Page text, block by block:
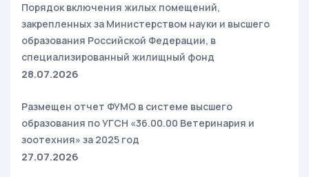
Порядок включения жилых помещений,
закрепленных за Министерством науки и высшего
образования Российской Федерации, в
специализированный жилищный фонд
28.07.2026
Размещен отчет ФУМО в системе высшего
образования по УГСН «36.00.00 Ветеринария и
зоотехния» за 2025 год
27.07.2026